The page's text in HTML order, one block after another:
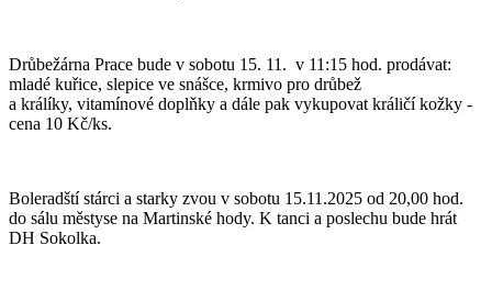
Drůbežárna Prace bude v sobotu 15. 11. v 11:15 hod. prodávat:
mladé kuřice, slepice ve snášce, krmivo pro drůbež
a králíky, vitamínové doplňky a dále pak vykupovat králičí kožky -
cena 10 Kč/ks.
Boleradští stárci a starky zvou v sobotu 15.11.2025 od 20,00 hod.
do sálu městyse na Martinské hody. K tanci a poslechu bude hrát
DH Sokolka.